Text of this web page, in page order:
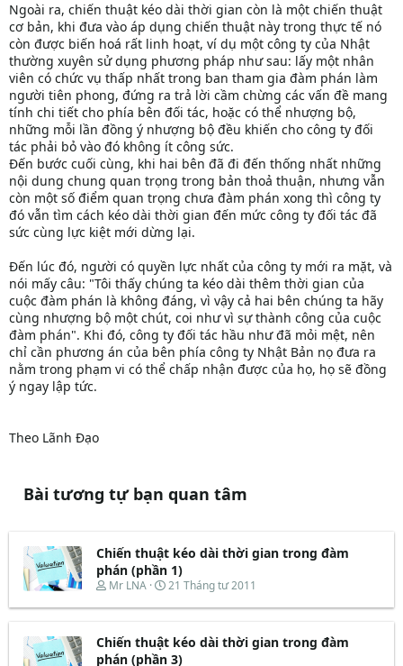
Ngoài ra, chiến thuật kéo dài thời gian còn là một chiến thuật
cơ bản, khi đưa vào áp dụng chiến thuật này trong thực tế nó
còn được biến hoá rất linh hoạt, ví dụ một công ty của Nhật
thường xuyên sử dụng phương pháp như sau: lấy một nhân
viên có chức vụ thấp nhất trong ban tham gia đàm phán làm
người tiên phong, đứng ra trả lời cầm chừng các vấn đề mang
tính chi tiết cho phía bên đối tác, hoặc có thể nhượng bộ,
những mỗi lần đồng ý nhượng bộ đều khiến cho công ty đối
tác phải bỏ vào đó không ít công sức.
Đến bước cuối cùng, khi hai bên đã đi đến thống nhất những
nội dung chung quan trọng trong bản thoả thuận, nhưng vẫn
còn một số điểm quan trọng chưa đàm phán xong thì công ty
đó vẫn tìm cách kéo dài thời gian đến mức công ty đối tác đã
sức cùng lực kiệt mới dừng lại.
Đến lúc đó, người có quyền lực nhất của công ty mới ra mặt, và
nói mấy câu: "Tôi thấy chúng ta kéo dài thêm thời gian của
cuộc đàm phán là không đáng, vì vậy cả hai bên chúng ta hãy
cùng nhượng bộ một chút, coi như vì sự thành công của cuộc
đàm phán". Khi đó, công ty đối tác hầu như đã mỏi mệt, nên
chỉ cần phương án của bên phía công ty Nhật Bản nọ đưa ra
nằm trong phạm vi có thể chấp nhận được của họ, họ sẽ đồng
ý ngay lập tức.
Theo Lãnh Đạo
Bài tương tự bạn quan tâm
Chiến thuật kéo dài thời gian trong đàm
phán (phần 1)
T
r
a
d
Mr LNA
N
à
b
ắ
21 Tháng tư 2011
Chiến thuật kéo dài thời gian trong đàm
phán (phần 3)